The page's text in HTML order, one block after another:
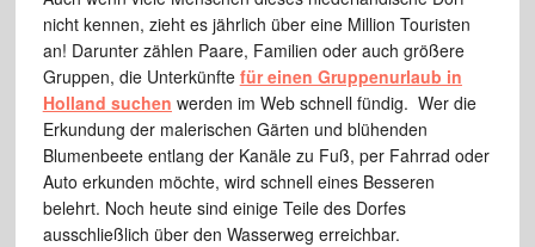
nicht kennen, zieht es jährlich über eine Million Touristen
an! Darunter zählen Paare, Familien oder auch größere
Gruppen, die Unterkünfte für einen Gruppenurlaub in
Holland suchen werden im Web schnell fündig. Wer die
Erkundung der malerischen Gärten und blühenden
Blumenbeete entlang der Kanäle zu Fuß, per Fahrrad oder
Auto erkunden möchte, wird schnell eines Besseren
belehrt. Noch heute sind einige Teile des Dorfes
ausschließlich über den Wasserweg erreichbar.